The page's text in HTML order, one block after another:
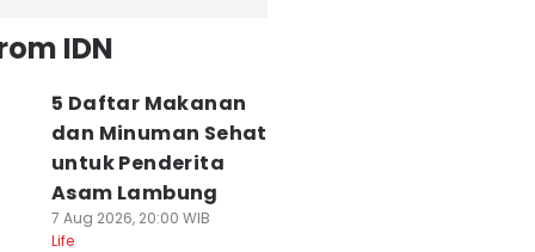
IDN
5 Daftar Makanan
dan Minuman Sehat
untuk Penderita
Asam Lambung
7 Aug 2026, 20:00 WIB
Life